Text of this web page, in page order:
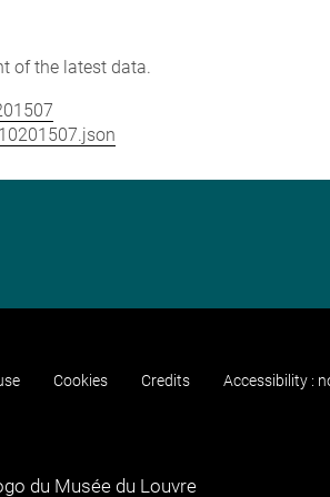
of the latest data.
Cookies Credits Accessibility :